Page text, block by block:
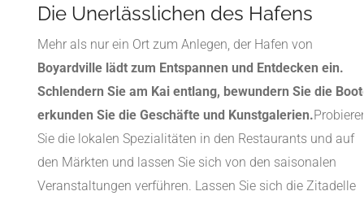
Die Unerlässlichen des Hafens
Mehr als nur ein Ort zum Anlegen, der Hafen von
Boyardville lädt zum Entspannen und Entdecken ein.
Schlendern Sie am Kai entlang, bewundern Sie die
erkunden Sie die Geschäfte und Kunstgalerien.
Sie die lokalen Spezialitäten in den Restaurants und auf
den Märkten und lassen Sie sich von den saisonalen
Veranstaltungen verführen. Lassen Sie sich die Zitadelle